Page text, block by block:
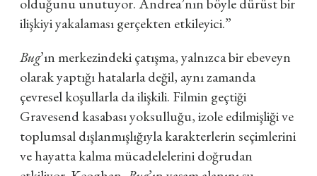
ilişkiyi yakalaması gerçekten etkileyici.”
Bug’ın merkezindeki çatışma, yalnızca bir ebeveyn
olarak yaptığı hatalarla değil, aynı zamanda
çevresel koşullarla da ilişkili. Filmin geçtiği
Gravesend kasabası yoksulluğu, izole edilmişliği ve
toplumsal dışlanmışlığıyla karakterlerin seçimlerini
ve hayatta kalma mücadelelerini doğrudan